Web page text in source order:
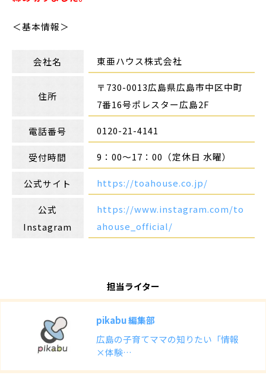
＜基本情報＞
会社名 東亜ハウス株式会社
住所
〒730-0013広島県広島市中区中町
7番16号ポレスター広島2F
電話番号 0120-21-4141
受付時間 9：00〜17：00（定休日 水曜）
公式サイト https://toahouse.co.jp/
公式
Instagram
https://www.instagram.com/to
ahouse_official/
担当ライター
pikabu 編集部
広島の子育てママの知りたい「情報
×体験…